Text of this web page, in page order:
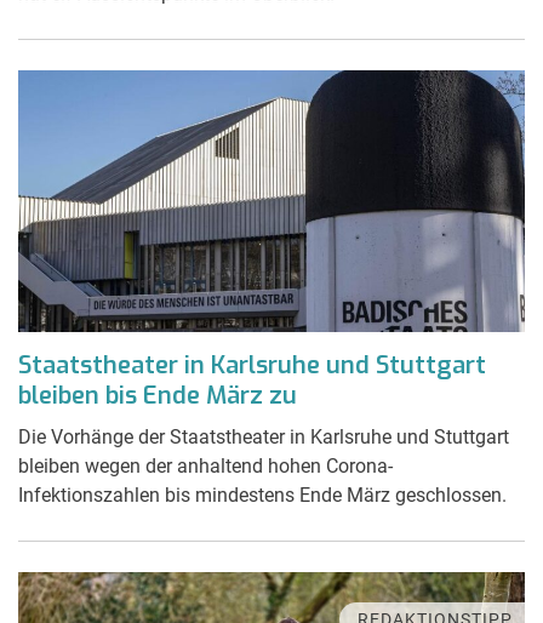
Staatstheater in Karlsruhe und Stuttgart
bleiben bis Ende März zu
Die Vorhänge der Staatstheater in Karlsruhe und Stuttgart
bleiben wegen der anhaltend hohen Corona-
Infektionszahlen bis mindestens Ende März geschlossen.
REDAKTIONSTIPP